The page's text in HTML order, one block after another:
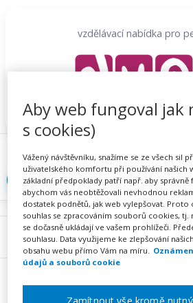
vzdělávací nabídka pro
Proč se registrovat Hlídací
Přihlásit
Aby web fungoval jak
s cookies)
Vážený návštěvníku, snažíme se ze všech sil
uživatelského komfortu při používání našich
základní předpoklady patří např. aby správně
abychom vás neobtěžovali nevhodnou
dostatek podnětů, jak web vylepšovat. Proto
souhlas se zpracováním souborů cookies,
se dočasně ukládají ve vašem prohlížeči.
souhlasu. Data využijeme ke zlepšování
obsahu webu přímo Vám na míru.
údajů a souborů cookie